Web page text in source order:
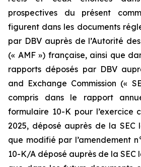
prospectives du présent
figurent dans les documents
par DBV auprès de l’Autorité
(« AMF ») française, ainsi que
rapports déposés par DBV
and Exchange Commission («
compris dans le rapport
formulaire 10-K pour l’exercice
2025, déposé auprès de la SEC
que modifié par l’amendement
10-K/A déposé auprès de la SEC